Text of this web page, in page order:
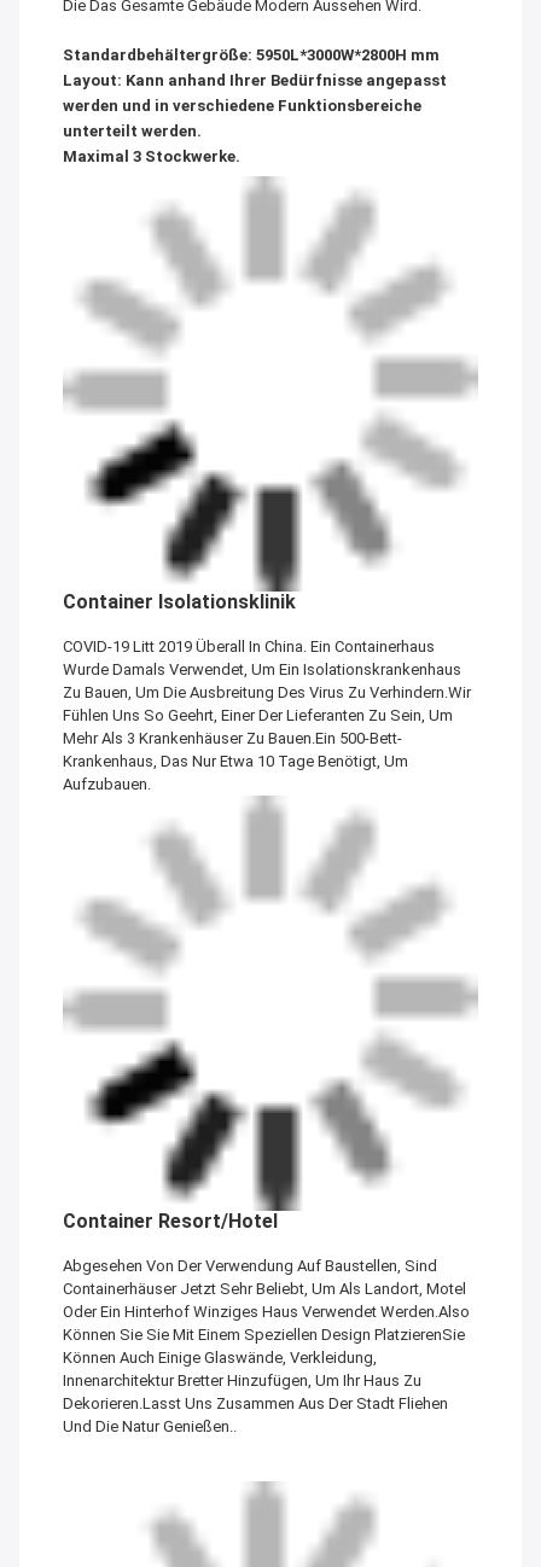
Die Das Gesamte Gebäude Modern Aussehen Wird.
Standardbehältergröße: 5950L*3000W*2800H mm
Layout: Kann anhand Ihrer Bedürfnisse angepasst
werden und in verschiedene Funktionsbereiche
unterteilt werden.
Maximal 3 Stockwerke.
Container Isolationsklinik
COVID-19 Litt 2019 Überall In China. Ein Containerhaus
Wurde Damals Verwendet, Um Ein Isolationskrankenhaus
Zu Bauen, Um Die Ausbreitung Des Virus Zu Verhindern.Wir
Fühlen Uns So Geehrt, Einer Der Lieferanten Zu Sein, Um
Mehr Als 3 Krankenhäuser Zu Bauen.Ein 500-Bett-
Krankenhaus, Das Nur Etwa 10 Tage Benötigt, Um
Aufzubauen.
Container Resort/Hotel
Abgesehen Von Der Verwendung Auf Baustellen, Sind
Containerhäuser Jetzt Sehr Beliebt, Um Als Landort, Motel
Oder Ein Hinterhof Winziges Haus Verwendet Werden.Also
Können Sie Sie Mit Einem Speziellen Design PlatzierenSie
Können Auch Einige Glaswände, Verkleidung,
Innenarchitektur Bretter Hinzufügen, Um Ihr Haus Zu
Dekorieren.Lasst Uns Zusammen Aus Der Stadt Fliehen
Und Die Natur Genießen..